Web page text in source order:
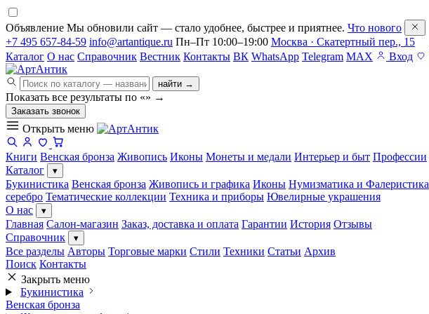
Объявление Мы обновили сайт — стало удобнее, быстрее и приятнее. Что нового
+7 495 657-84-59 info@artantique.ru Пн–Пт 10:00–19:00 Москва · Скатертный пер., 15
Каталог О нас Справочник Вестник Контакты ВК WhatsApp Telegram MAX Вход
найти →
Показать все результаты по «» →
Заказать звонок
Открыть меню
Книги Венская бронза Живопись Иконы Монеты и медали Интерьер и быт Профессии
Каталог
▾
Букинистика Венская бронза Живопись и графика Иконы Нумизматика и Фалеристика
серебро Тематические коллекции Техника и приборы Ювелирные украшения
О нас
▾
Главная Салон-магазин Заказ, доставка и оплата Гарантии История Отзывы
Справочник
▾
Все разделы Авторы Торговые марки Стили Техники Статьи Архив
Поиск Контакты
Закрыть меню
Букинистика
Венская бронза